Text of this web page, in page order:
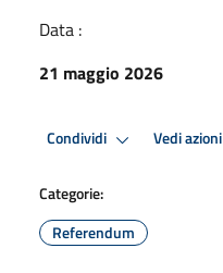
Data :
21 maggio 2026
Condividi Vedi azioni
Categorie:
Referendum